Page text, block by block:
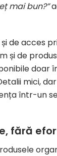
mai bun?”
de acces
și de
doar
mici,
într-un
fără